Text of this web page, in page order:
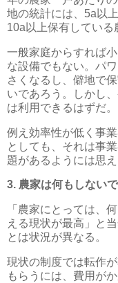
地の統計には、5a以
10a以上保有している
一般家庭からすれば
な設備でもない。パ
さくなるし、僻地で
いであろう。しかし
は利用できるはずだ。
例え効率性が低く事
としても、それは事
題があるようには思え
3. 農家は何もしない
「農家にとっては、
える現状が最高」と
とは状況が異なる。
現状の制度では転作
もらうには、費用が